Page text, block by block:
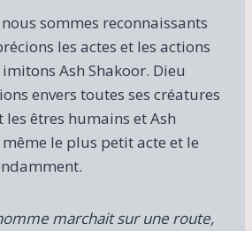
sommes reconnaissants
les actes et les actions
Ash Shakoor. Dieu
envers toutes ses créatures
êtres humains et Ash
le plus petit acte et le
marchait sur une route,